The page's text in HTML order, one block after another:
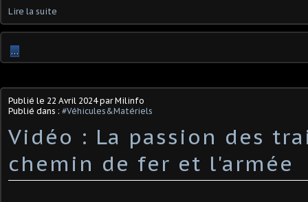
Lire la suite
…
Publié le 22 Avril 2024par Milinfo
Publié dans : #Véhicules&Matériels
Vidéo : La passion des
chemin de fer et l'armée